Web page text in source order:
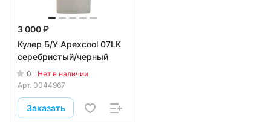
3 000 ₽
Кулер Б/У Apexcool 07LK
серебристый/черный
0
Нет в наличии
Арт. 0044967
Заказать